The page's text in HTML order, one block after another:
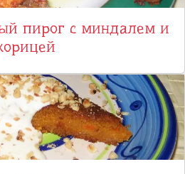
пирог с миндалем и